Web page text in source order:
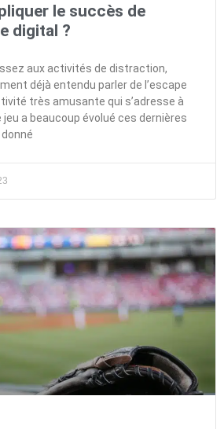
le succès de
digital ?
aux activités de distraction,
déjà entendu parler de l’escape
très amusante qui s’adresse à
jeu a beaucoup évolué ces dernières